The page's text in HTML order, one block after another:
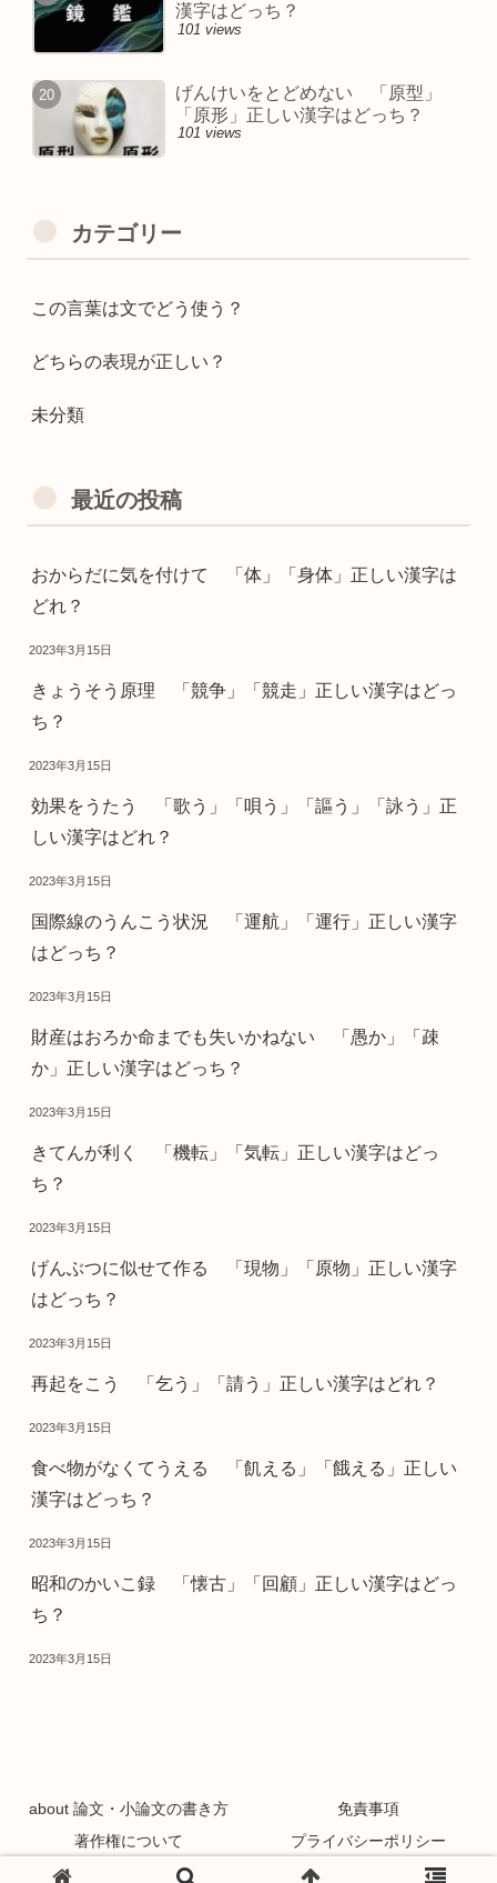
漢字はどっち？
101 views
げんけいをとどめない 「原型」
「原形」正しい漢字はどっち？
101 views
カテゴリー
この言葉は文でどう使う？
どちらの表現が正しい？
未分類
最近の投稿
おからだに気を付けて 「体」「身体」正しい漢字は
どれ？
2023年3月15日
きょうそう原理 「競争」「競走」正しい漢字はどっ
ち？
2023年3月15日
効果をうたう 「歌う」「唄う」「謳う」「詠う」正
しい漢字はどれ？
2023年3月15日
国際線のうんこう状況 「運航」「運行」正しい漢字
はどっち？
2023年3月15日
財産はおろか命までも失いかねない 「愚か」「疎
か」正しい漢字はどっち？
2023年3月15日
きてんが利く 「機転」「気転」正しい漢字はどっ
ち？
2023年3月15日
げんぶつに似せて作る 「現物」「原物」正しい漢字
はどっち？
2023年3月15日
再起をこう 「乞う」「請う」正しい漢字はどれ？
2023年3月15日
食べ物がなくてうえる 「飢える」「餓える」正しい
漢字はどっち？
2023年3月15日
昭和のかいこ録 「懐古」「回顧」正しい漢字はどっ
ち？
2023年3月15日
about 論文・小論文の書き方
免責事項
著作権について
プライバシーポリシー